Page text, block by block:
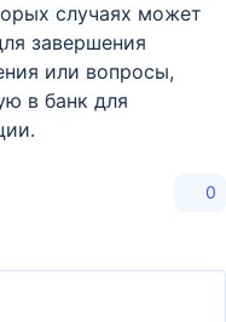
случаях может
завершения
или вопросы,
в банк для
0